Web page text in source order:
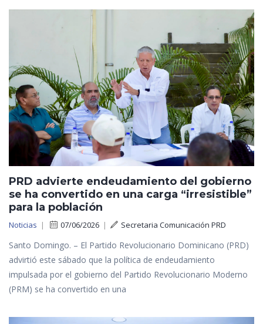
PRD advierte endeudamiento del gobierno
se ha convertido en una carga “irresistible”
para la población
Noticias | 07/06/2026 | Secretaria Comunicación PRD
Santo Domingo. – El Partido Revolucionario Dominicano (PRD)
advirtió este sábado que la política de endeudamiento
impulsada por el gobierno del Partido Revolucionario Moderno
(PRM) se ha convertido en una